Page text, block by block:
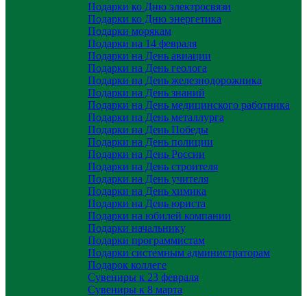
Подарки ко Дню электросвязи
Подарки ко Дню энергетика
Подарки морякам
Подарки на 14 февраля
Подарки на День авиации
Подарки на День геолога
Подарки на День железнодорожника
Подарки на День знаний
Подарки на День медицинского работника
Подарки на День металлурга
Подарки на День Победы
Подарки на День полиции
Подарки на День России
Подарки на День строителя
Подарки на День учителя
Подарки на День химика
Подарки на День юриста
Подарки на юбилей компании
Подарки начальнику
Подарки программистам
Подарки системным администраторам
Подарок коллеге
Сувениры к 23 февраля
Сувениры к 8 марта